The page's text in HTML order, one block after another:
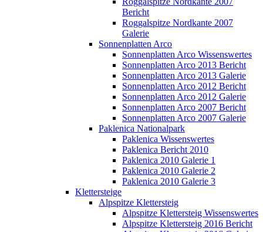
Bericht
Roggalspitze Nordkante 2007
Galerie
Sonnenplatten Arco
Sonnenplatten Arco Wissenswertes
Sonnenplatten Arco 2013 Bericht
Sonnenplatten Arco 2013 Galerie
Sonnenplatten Arco 2012 Bericht
Sonnenplatten Arco 2012 Galerie
Sonnenplatten Arco 2007 Bericht
Sonnenplatten Arco 2007 Galerie
Paklenica Nationalpark
Paklenica Wissenswertes
Paklenica Bericht 2010
Paklenica 2010 Galerie 1
Paklenica 2010 Galerie 2
Paklenica 2010 Galerie 3
Klettersteige
Alpspitze Klettersteig
Alpspitze Klettersteig Wissenswertes
Alpspitze Klettersteig 2016 Bericht